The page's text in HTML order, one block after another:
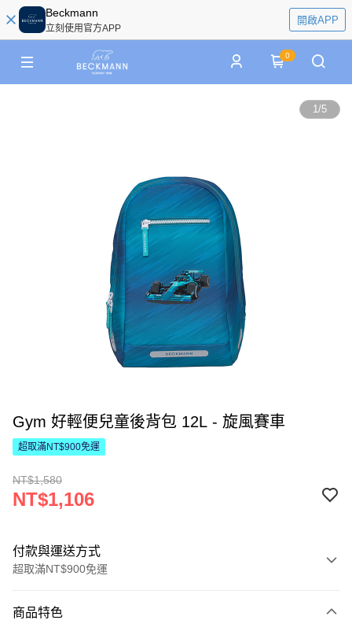
Beckmann
立刻使用官方APP
開啟APP
0
1/5
Gym 好輕便兒童後背包 12L - 旋風賽車
超取滿NT$900免運
NT$1,580
NT$1,106
付款與運送方式
超取滿NT$900免運
信用卡一次付款
商品特色